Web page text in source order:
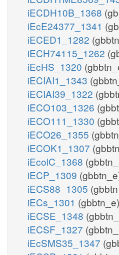
iECDH10B_1368
iEcE24377_1341
iECED1_1282
iECH74115_1262
iEcHS_1320
iECIAI1_1343
iECIAI39_1322
iECO103_1326
iECO111_1330
iECO26_1355
iECOK1_1307
iEcolC_1368
iECP_1309
iECS88_1305
iECs_1301 (gbbtn_e)
iECSE_1348
iECSF_1327
iEcSMS35_1347